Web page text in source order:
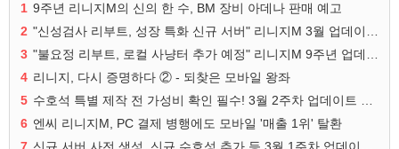
1 9주년 리니지M의 신의 한 수, BM 장비 아데나 판매 예고
2
3
4 리니지, 다시 증명하다 ② - 되찾은 모바일 왕좌
5
6 엔씨 리니지M, PC 결제 병행에도 모바일 '매출 1위' 탈환